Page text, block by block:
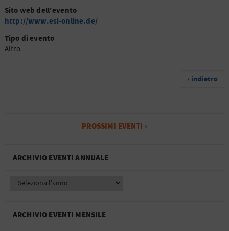
Sito web dell'evento
http://www.esi-online.de/
Tipo di evento
Altro
‹ indietro
PROSSIMI EVENTI ›
ARCHIVIO EVENTI ANNUALE
ARCHIVIO EVENTI MENSILE